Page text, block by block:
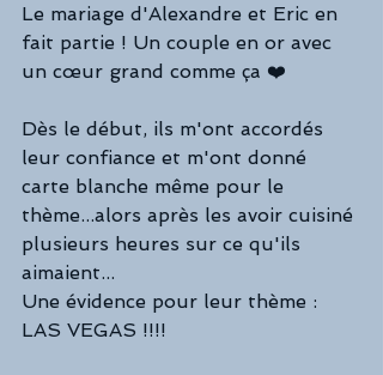
Le mariage d'Alexandre et Eric en
fait partie ! Un couple en or avec
un cœur grand comme ça ❤️
Dès le début, ils m'ont accordés
leur confiance et m'ont donné
carte blanche même pour le
thème...alors après les avoir cuisiné
plusieurs heures sur ce qu'ils
aimaient...
Une évidence pour leur thème :
LAS VEGAS !!!!